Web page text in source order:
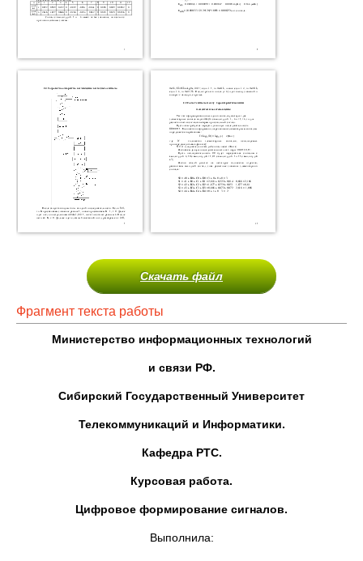
Скачать файл
Фрагмент текста работы
Министерство информационных технологий
и связи РФ.
Сибирский Государственный Университет
Телекоммуникаций и Информатики.
Кафедра РТС.
Курсовая работа.
Цифровое формирование сигналов.
Выполнила: